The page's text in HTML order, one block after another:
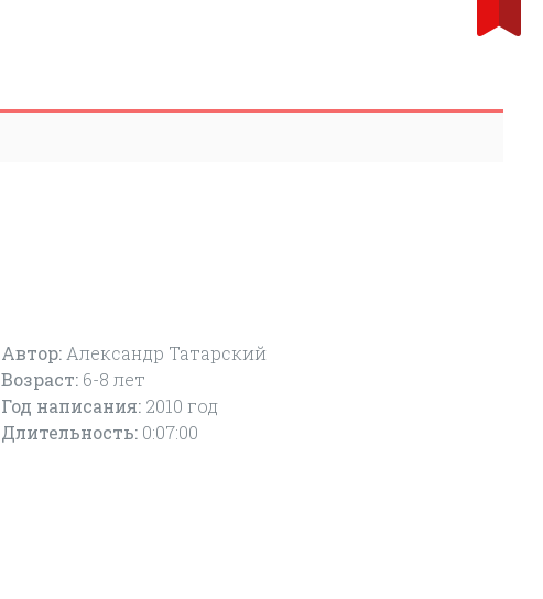
Автор: Александр Татарский
Возраст: 6-8 лет
Год написания: 2010 год
Длительность: 0:07:00